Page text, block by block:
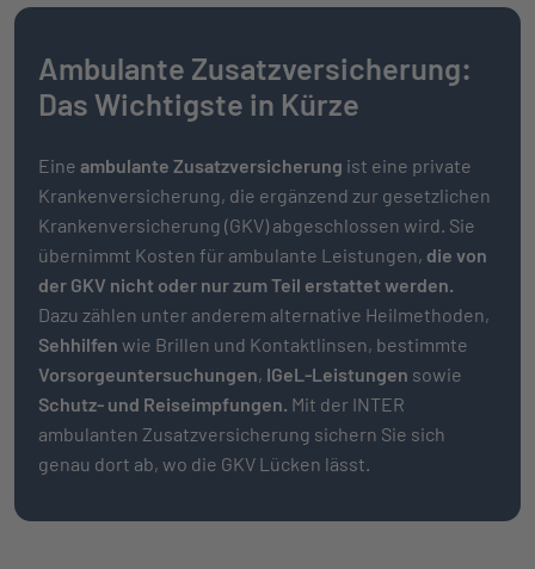
Ambulante Zusatzversicherung:
Das Wichtigste in Kürze
Eine ambulante Zusatzversicherung ist eine private
Krankenversicherung, die ergänzend zur gesetzlichen
Krankenversicherung (GKV) abgeschlossen wird. Sie
übernimmt Kosten für ambulante Leistungen, die von
der GKV nicht oder nur zum Teil erstattet werden.
Dazu zählen unter anderem alternative Heilmethoden,
Sehhilfen wie Brillen und Kontaktlinsen, bestimmte
Vorsorgeuntersuchungen, IGeL-Leistungen sowie
Schutz- und Reiseimpfungen. Mit der INTER
ambulanten Zusatzversicherung sichern Sie sich
genau dort ab, wo die GKV Lücken lässt.